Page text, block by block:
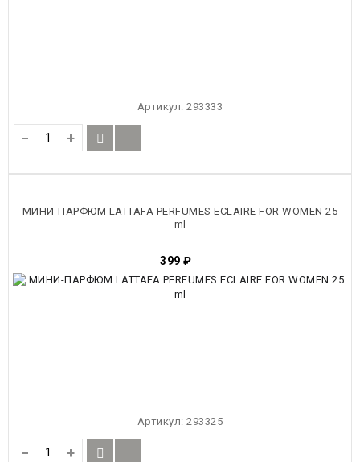
Артикул:293333
− +
МИНИ-ПАРФЮМ LATTAFA PERFUMES ECLAIRE FOR WOMEN 25
ml
399 ₽
Артикул:293325
− +